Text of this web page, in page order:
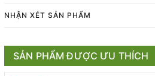
NHẬN XÉT SẢN PHẨM
SẢN PHẨM ĐƯỢC ƯU THÍCH